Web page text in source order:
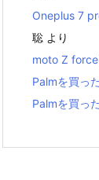
Oneplus 7
聡 より
moto Z
Palmを買っ
Palmを買っ